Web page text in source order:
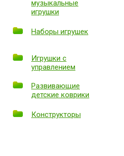
музыкальные
игрушки
Наборы игрушек
Игрушки с
управлением
Развивающие
детские коврики
Конструкторы